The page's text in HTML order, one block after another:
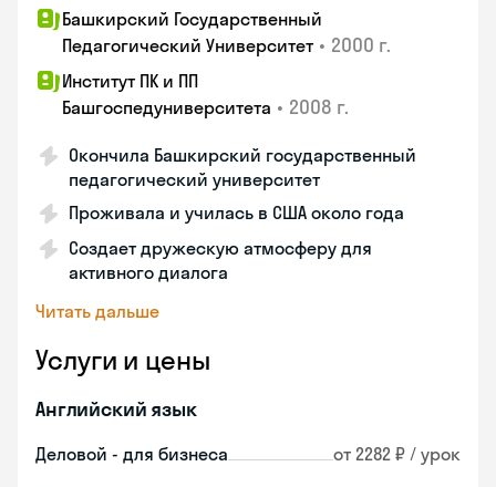
Башкирский Государственный
Педагогический Университет • 2000 г.
Институт ПК и ПП
Башгоспедуниверситета • 2008 г.
Окончила Башкирский государственный
педагогический университет
Проживала и училась в США около года
Создает дружескую атмосферу для
активного диалога
Читать дальше
Услуги и цены
Английский язык
Деловой - для бизнеса от 2282 ₽ / урок